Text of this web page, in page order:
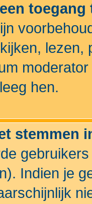
lezen,
hen.
stemmen
Indien je